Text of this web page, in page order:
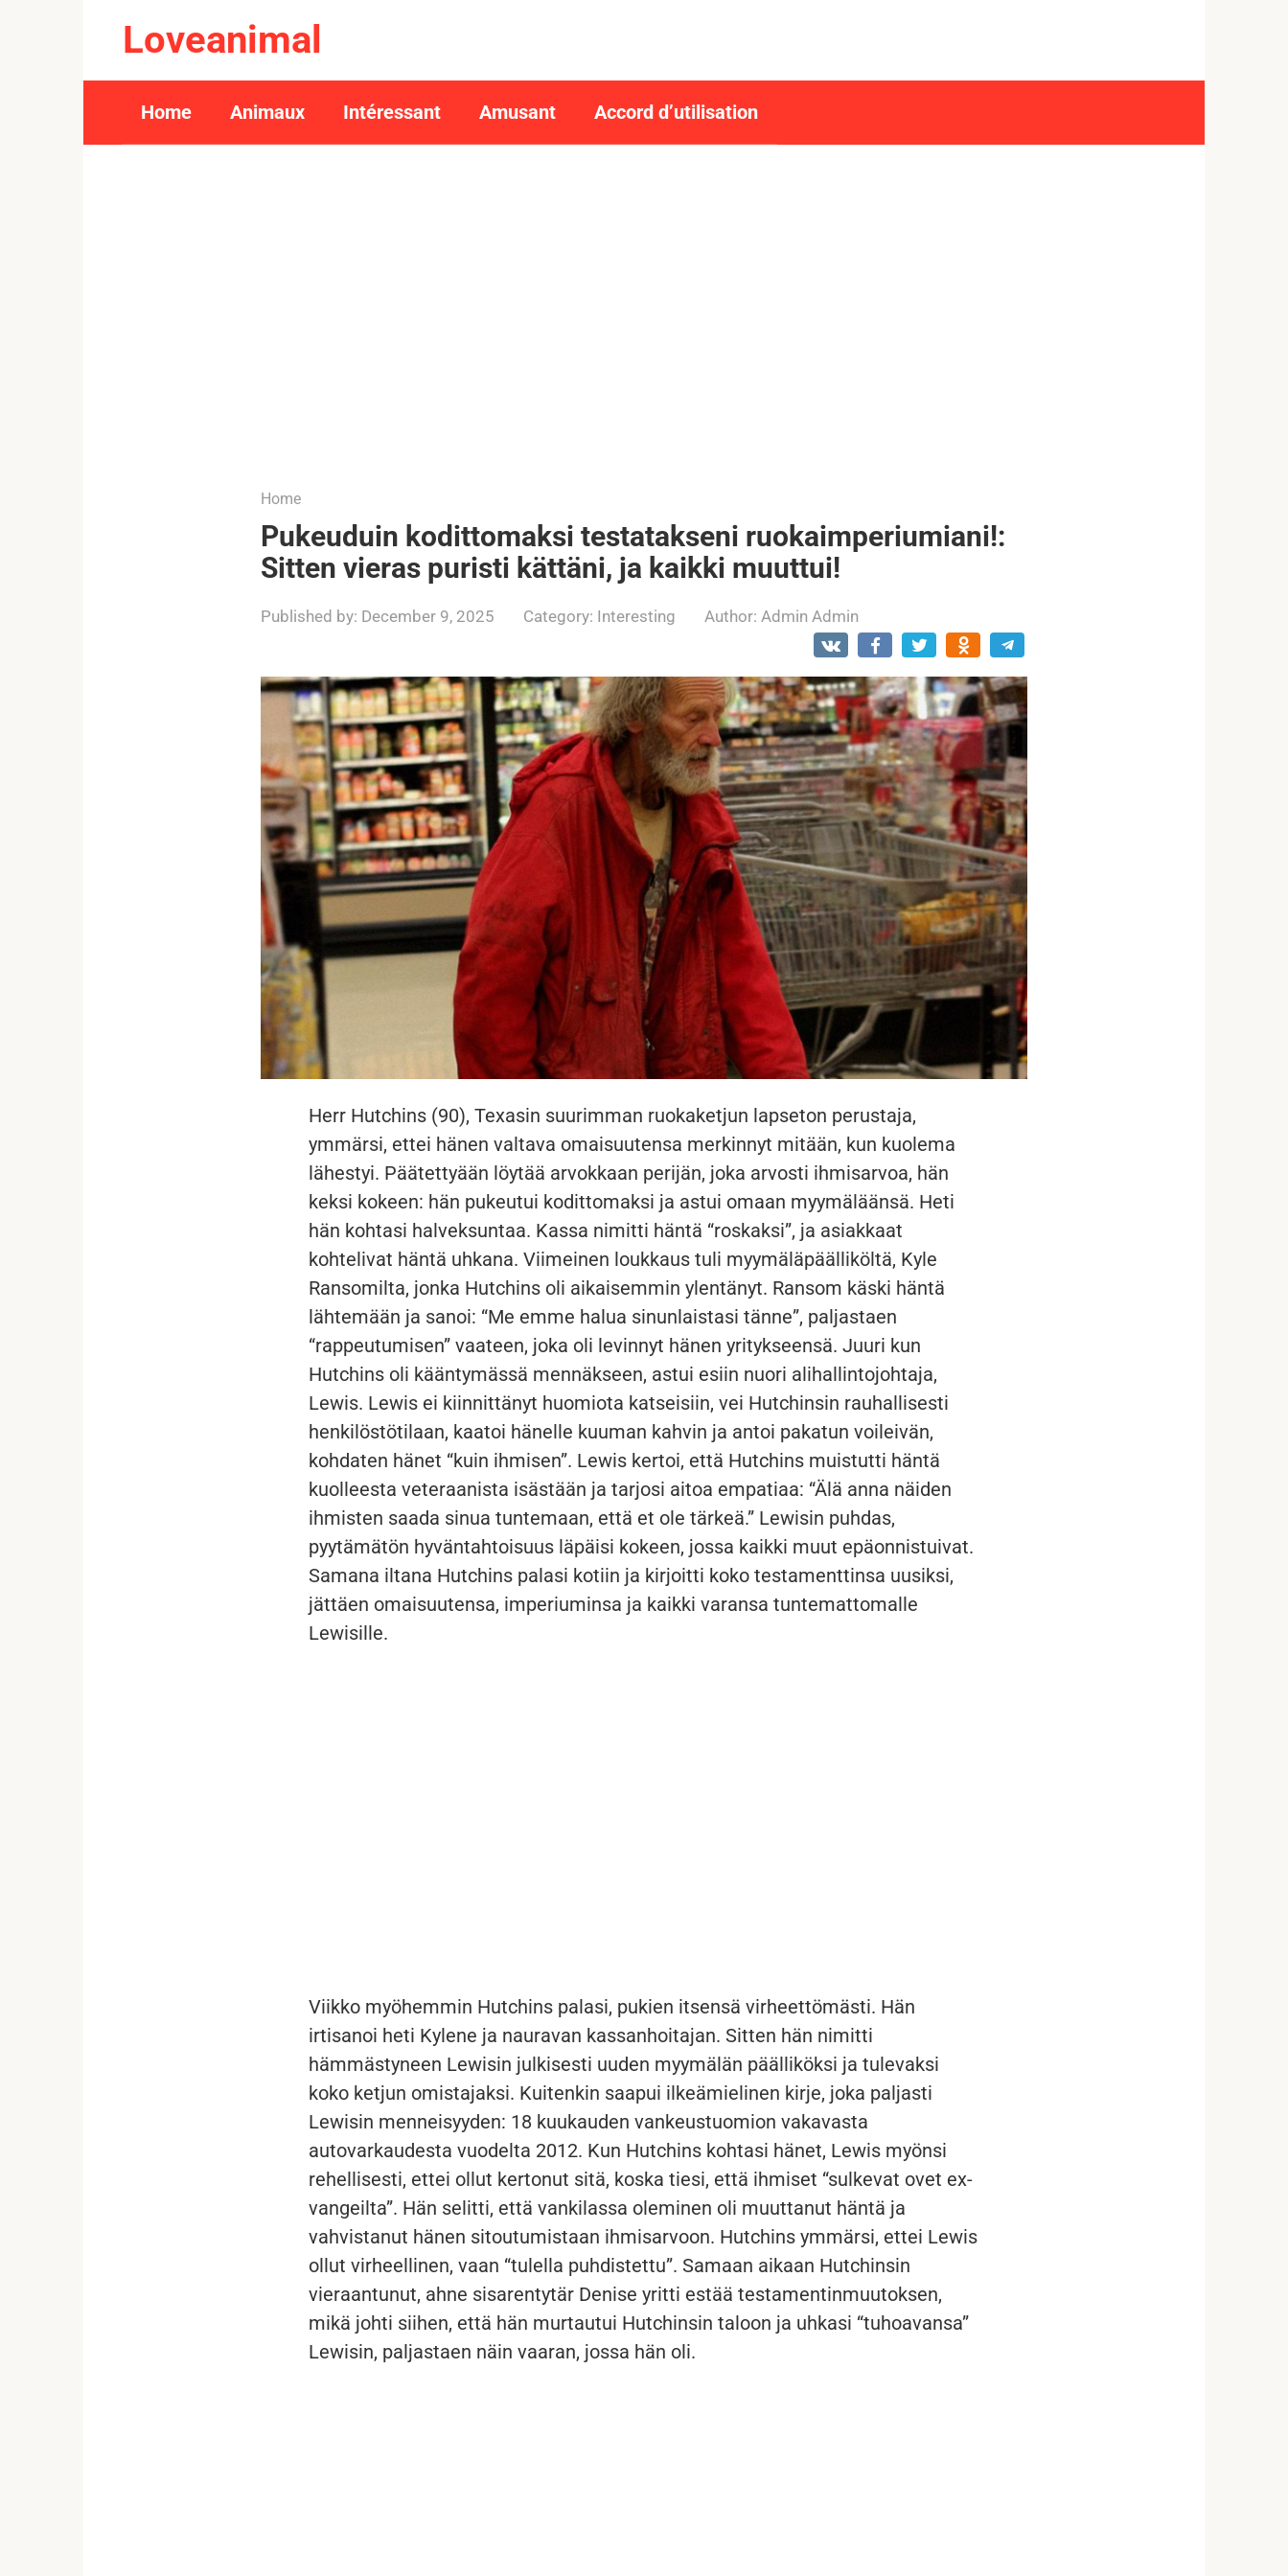
Loveanimal
Home Animaux Intéressant Amusant Accord d’utilisation
Home
Pukeuduin kodittomaksi testatakseni ruokaimperiumiani!:
Sitten vieras puristi kättäni, ja kaikki muuttui!
Published by: December 9, 2025 Category: Interesting Author: Admin Admin
Herr Hutchins (90), Texasin suurimman ruokaketjun lapseton perustaja,
ymmärsi, ettei hänen valtava omaisuutensa merkinnyt mitään, kun kuolema
lähestyi. Päätettyään löytää arvokkaan perijän, joka arvosti ihmisarvoa, hän
keksi kokeen: hän pukeutui kodittomaksi ja astui omaan myymäläänsä. Heti
hän kohtasi halveksuntaa. Kassa nimitti häntä “roskaksi”, ja asiakkaat
kohtelivat häntä uhkana. Viimeinen loukkaus tuli myymäläpäälliköltä, Kyle
Ransomilta, jonka Hutchins oli aikaisemmin ylentänyt. Ransom käski häntä
lähtemään ja sanoi: “Me emme halua sinunlaistasi tänne”, paljastaen
“rappeutumisen” vaateen, joka oli levinnyt hänen yritykseensä. Juuri kun
Hutchins oli kääntymässä mennäkseen, astui esiin nuori alihallintojohtaja,
Lewis. Lewis ei kiinnittänyt huomiota katseisiin, vei Hutchinsin rauhallisesti
henkilöstötilaan, kaatoi hänelle kuuman kahvin ja antoi pakatun voileivän,
kohdaten hänet “kuin ihmisen”. Lewis kertoi, että Hutchins muistutti häntä
kuolleesta veteraanista isästään ja tarjosi aitoa empatiaa: “Älä anna näiden
ihmisten saada sinua tuntemaan, että et ole tärkeä.” Lewisin puhdas,
pyytämätön hyväntahtoisuus läpäisi kokeen, jossa kaikki muut epäonnistuivat.
Samana iltana Hutchins palasi kotiin ja kirjoitti koko testamenttinsa uusiksi,
jättäen omaisuutensa, imperiuminsa ja kaikki varansa tuntemattomalle
Lewisille.
Viikko myöhemmin Hutchins palasi, pukien itsensä virheettömästi. Hän
irtisanoi heti Kylene ja nauravan kassanhoitajan. Sitten hän nimitti
hämmästyneen Lewisin julkisesti uuden myymälän päälliköksi ja tulevaksi
koko ketjun omistajaksi. Kuitenkin saapui ilkeämielinen kirje, joka paljasti
Lewisin menneisyyden: 18 kuukauden vankeustuomion vakavasta
autovarkaudesta vuodelta 2012. Kun Hutchins kohtasi hänet, Lewis myönsi
rehellisesti, ettei ollut kertonut sitä, koska tiesi, että ihmiset “sulkevat ovet ex-
vangeilta”. Hän selitti, että vankilassa oleminen oli muuttanut häntä ja
vahvistanut hänen sitoutumistaan ihmisarvoon. Hutchins ymmärsi, ettei Lewis
ollut virheellinen, vaan “tulella puhdistettu”. Samaan aikaan Hutchinsin
vieraantunut, ahne sisarentytär Denise yritti estää testamentinmuutoksen,
mikä johti siihen, että hän murtautui Hutchinsin taloon ja uhkasi “tuhoavansa”
Lewisin, paljastaen näin vaaran, jossa hän oli.